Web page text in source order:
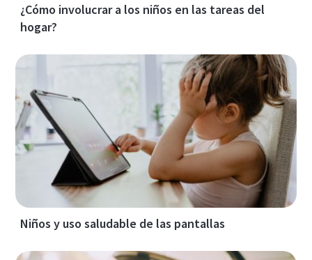
¿Cómo involucrar a los niños en las tareas del
hogar?
Niños y uso saludable de las pantallas